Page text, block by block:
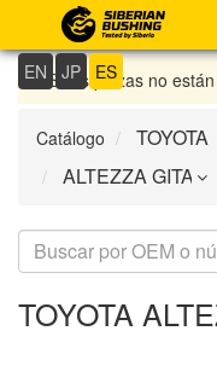
EN JP ES
Si las piezas no
Catálogo
TOYOTA